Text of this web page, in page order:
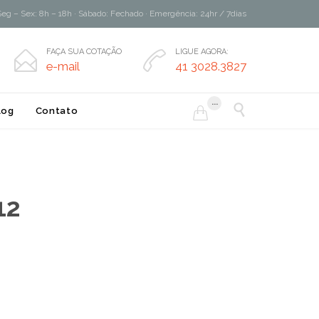
– Sex: 8h – 18h · Sábado: Fechado · Emergência: 24hr / 7dias
 FAÇA SUA COTAÇÃO
e-mail  LIGUE AGORA:
41 3028.3827
Contato 
... 